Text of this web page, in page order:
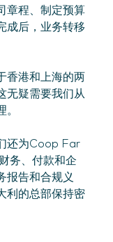
章程、制定预算
成后，业务转移
香港和上海的两
无疑需要我们从
还为Coop Far
务、付款和企
报告和合规义
利的总部保持密